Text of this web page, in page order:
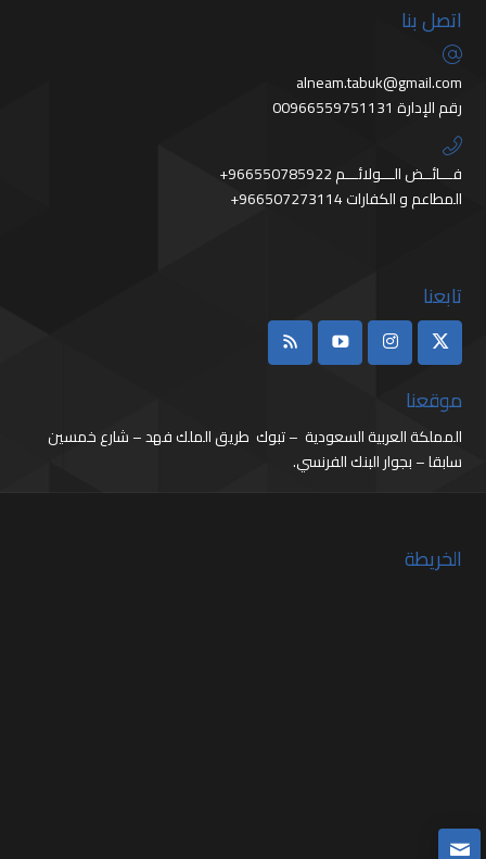
اتصل بنا
alneam.tabuk@gmail.com
رقم الإدارة 00966559751131
+966550785922 فـــائــض الـــولائـــم
+966507273114 المطاعم و الكفارات
تابعنا
موقعنا
المملكة العربية السعودية – تبوك طريق الملك فهد – شارع خمسين
سابقا – بجوار البنك الفرنسي.
الخريطة